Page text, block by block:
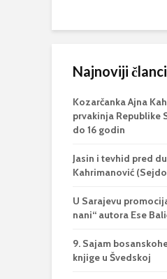
Najnoviji članci
Kozarčanka Ajna
prvakinja Republike
do 16 godin
Jasin i tevhid pred
Kahrimanović
U Sarajevu
nani“ autora Ese
9. Sajam
knjige u Švedskoj